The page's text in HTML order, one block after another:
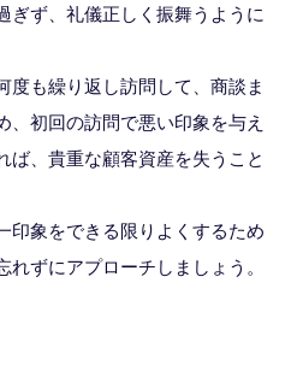
ぎず、礼儀正しく振舞うように
度も繰り返し訪問して、商談ま
、初回の訪問で悪い印象を与え
ば、貴重な顧客資産を失うこと
印象をできる限りよくするため
ずにアプローチしましょう。